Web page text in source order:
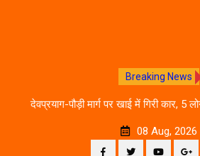
Breaking News
देवप्रयाग-पौड़ी मार्ग पर खाई में गिरी कार, 5
08 Aug, 2026